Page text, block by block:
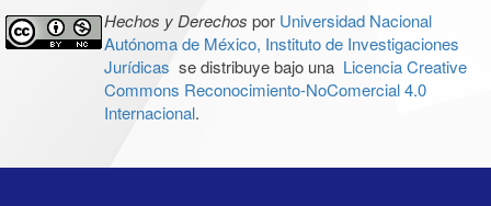
Hechos y Derechos por Universidad Nacional
Autónoma de México, Instituto de Investigaciones
Jurídicas se distribuye bajo una Licencia Creative
Commons Reconocimiento-NoComercial 4.0
Internacional.